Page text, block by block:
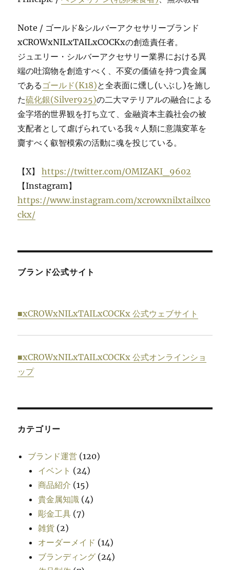
Note / ゴールド&シルバーアクセサリーブランド
xCROWxNILxTAILxCOCKxの創造責任者。
ジュエリー・シルバーアクセサリー業界における異
端の吐瀉物を創造すべく、不変の価値を持つ貴金属
である ゴールド(K18)と全表面に燻し(いぶし)を施し
た硫化銀(Silver925)の二大マテリアルの融合による
金字塔的世界観を打ち立て、金融資本主義社会の被
支配者として虐げられている我々人類に意識変革を
齎すべく叡智模索の活動に魂を投じている。
【X】https://twitter.com/OMIZAKI_9602
【Instagram】
https://www.instagram.com/xcrowxnilxtailxco
ckx/
ブランド公式サイト
■xCROWxNILxTAILxCOCKx 公式ウェブサイト
■xCROWxNILxTAILxCOCKx 公式オンラインショ
ップ
カテゴリー
ブランド運営 (120)
イベント (24)
商品紹介 (15)
貴金属知識 (4)
彫金工具 (7)
雑貨 (2)
オーダーメイド (14)
ブランディング (24)